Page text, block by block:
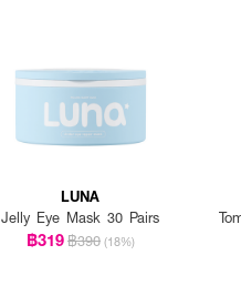
LUNA
Jelly Eye Mask 30 Pairs
฿319฿390 (18%)